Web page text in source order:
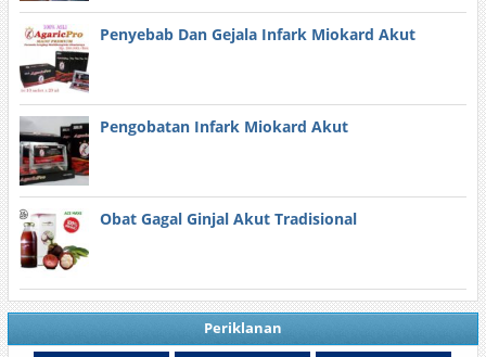
Penyebab Dan Gejala Infark Miokard Akut
Pengobatan Infark Miokard Akut
Obat Gagal Ginjal Akut Tradisional
Periklanan